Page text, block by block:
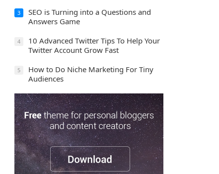
3
SEO is Turning into a Questions and
Answers Game
4
10 Advanced Twitter Tips To Help Your
Twitter Account Grow Fast
5
How to Do Niche Marketing For Tiny
Audiences